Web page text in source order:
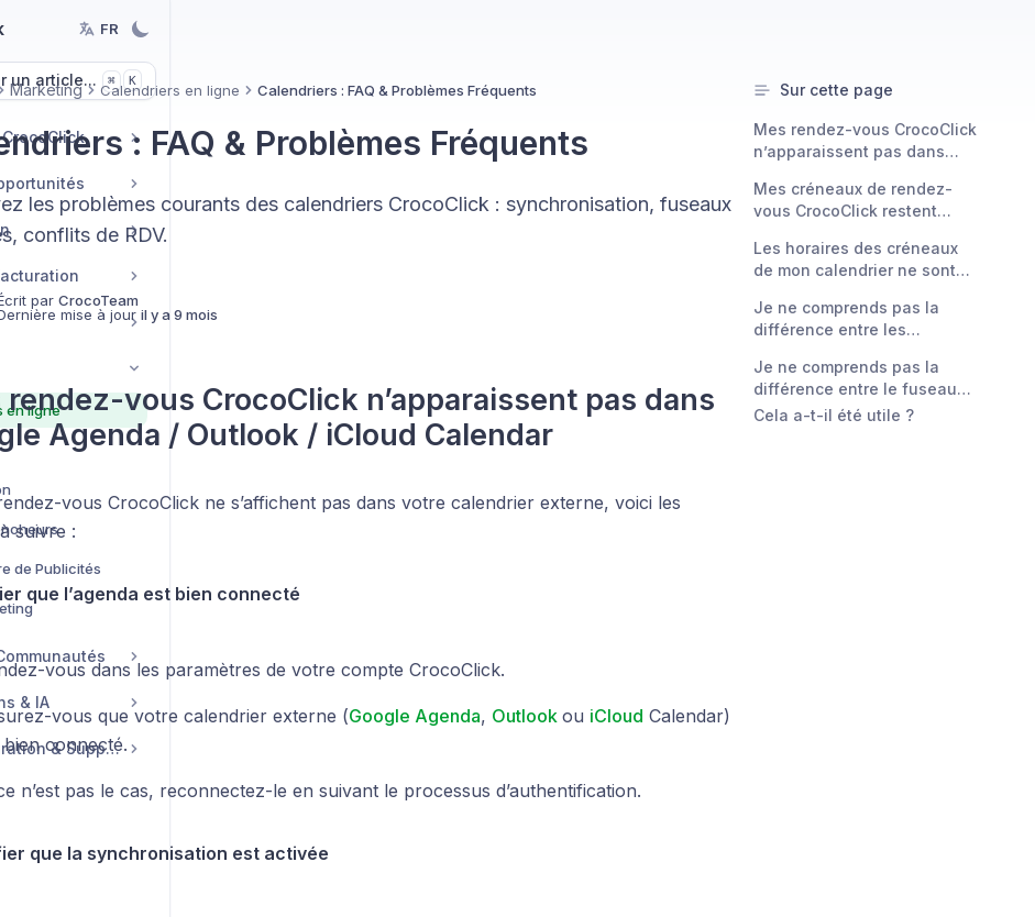
FR
un article... ⌘ K
en ligne
de Publicités
& IA
Compte, Facturation & Support
Marketing Calendriers en ligne Calendriers : FAQ & Problèmes Fréquents
: FAQ & Problèmes Fréquents
les problèmes courants des calendriers CrocoClick : synchronisation, fuseaux
conflits de RDV.
par CrocoTeam
mise à jour il y a 9 mois
rendez-vous CrocoClick n’apparaissent pas dans
Agenda / Outlook / iCloud Calendar
vous CrocoClick ne s’affichent pas dans votre calendrier externe, voici les
suivre :
que l’agenda est bien connecté
vous dans les paramètres de votre compte CrocoClick.
vous que votre calendrier externe (Google Agenda, Outlook ou iCloud Calendar)
bien connecté.
n’est pas le cas, reconnectez-le en suivant le processus d’authentification.
que la synchronisation est activée
Sur cette page
Mes rendez-vous CrocoClick
n’apparaissent pas dans
iCloud Calendar
Mes créneaux de rendez-
vous CrocoClick restent
des rendez-vous pris dans
mon agenda externe à ce
moment
Les horaires des créneaux
de mon calendrier ne sont
Je ne comprends pas la
différence entre les
et les disponibilités du
calendrier
Je ne comprends pas la
différence entre le fuseau
horaire de l’utilisateur et le
Cela a-t-il été utile ?